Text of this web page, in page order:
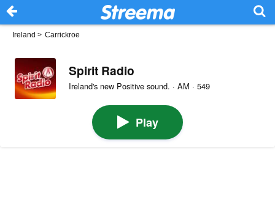
Ireland > Carrickroe
Spirit Radio
Ireland's new Positive sound. · AM · 549
Play